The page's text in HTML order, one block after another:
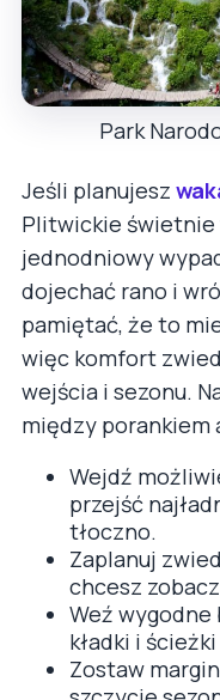
Park
Jeśli planujesz
Plitwickie świetnie
jednodniowy
dojechać rano i
pamiętać, że to
więc komfort
wejścia i sezonu.
między porankiem
Wejdź
przejść
tłoczno.
Zaplanuj
chcesz
Weź wygodne
kładki i
Zostaw